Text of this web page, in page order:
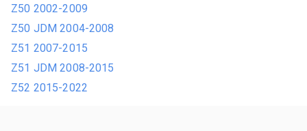
Z50 2002-2009
Z50 JDM 2004-2008
Z51 2007-2015
Z51 JDM 2008-2015
Z52 2015-2022